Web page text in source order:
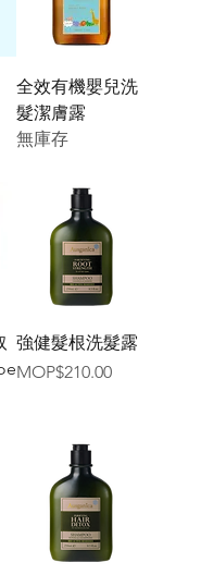
全效有機嬰兒洗
髮潔膚露
無庫存
強健髮根洗髮露
價格
MOP$210.00